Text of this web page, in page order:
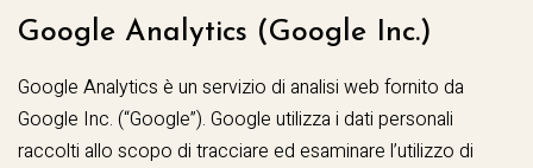
Google Analytics (Google Inc.)
Google Analytics è un servizio di analisi web fornito da
Google Inc. (“Google”). Google utilizza i dati personali
raccolti allo scopo di tracciare ed esaminare l’utilizzo di